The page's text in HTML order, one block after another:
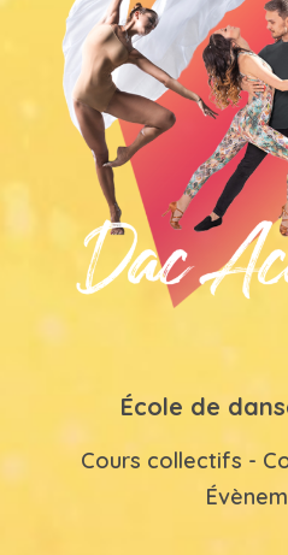
École de
Cours collectifs -